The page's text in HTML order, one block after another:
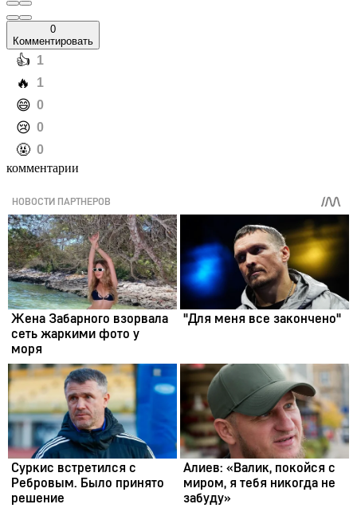
0
Комментировать
️👍 1
️🔥 1
️😄 0
️😢 0
️🤬 0
комментарии